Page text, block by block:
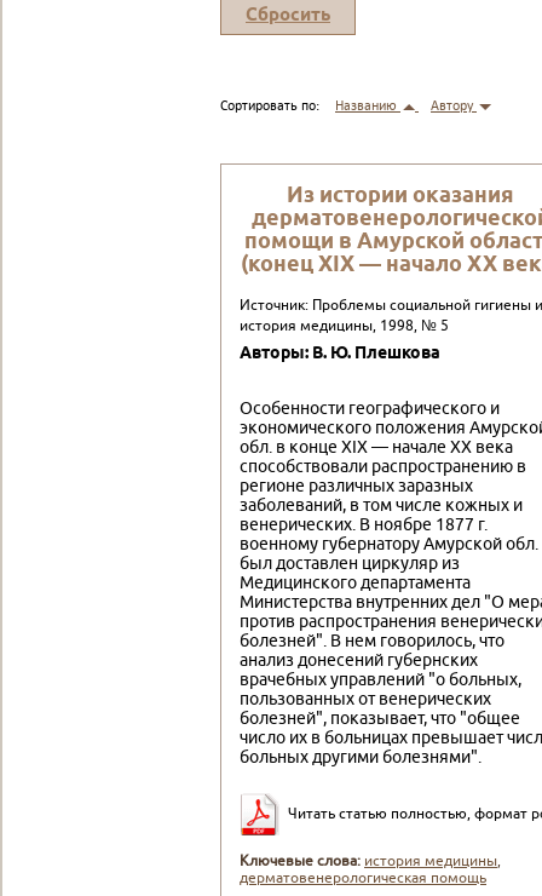
Сбросить
Сортировать по: Названию Автору
Из истории оказания
помощи в Амурской
(конец XIX — начало XX
Источник: Проблемы социальной гигиены и
история медицины, 1998, № 5
Авторы: В. Ю. Плешкова
Особенности географического и
экономического положения
обл. в конце XIX — начале XX века
способствовали распространению в
регионе различных заразных
заболеваний, в том числе кожных и
венерических. В ноябре 1877 г.
военному губернатору Амурской обл.
был доставлен циркуляр из
Медицинского департамента
Министерства внутренних дел "О
против распространения
болезней". В нем говорилось, что
анализ донесений губернских
врачебных управлений "о больных,
пользованных от венерических
болезней", показывает, что "общее
число их в больницах превышает
больных другими болезнями".
Читать статью полностью, формат
Ключевые слова: история медицины,
дерматовенерологическая помощь